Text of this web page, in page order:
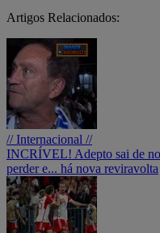
Artigos Relacionados:
// Internacional //
INCRÍVEL! Adepto sai de
perder e... há nova reviravolta